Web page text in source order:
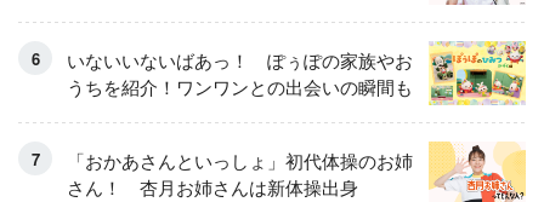
いないいないばあっ！ ぽぅぽの家族やお
うちを紹介！ワンワンとの出会いの瞬間も
「おかあさんといっしょ」初代体操のお姉
さん！ 杏月お姉さんは新体操出身